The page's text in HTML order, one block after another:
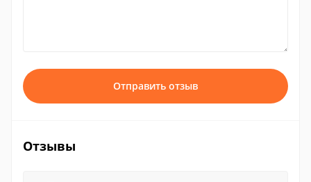
Отправить отзыв
Отзывы